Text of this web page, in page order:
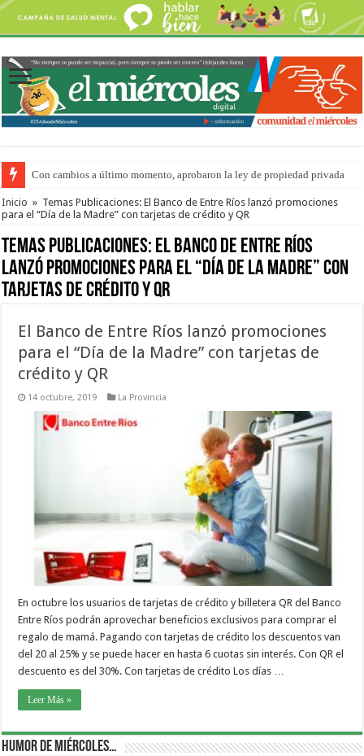
Adopción en Entre Ríos: el 35% de los 90 niños, niñas y adolescentes que
Inicio » Temas Publicaciones: El Banco de Entre Ríos lanzó promociones
para el “Día de la Madre” con tarjetas de crédito y QR
Temas Publicaciones: El Banco de Entre Ríos
lanzó promociones para el “Día de la Madre” con
tarjetas de crédito y QR
El Banco de Entre Ríos lanzó promociones
para el “Día de la Madre” con tarjetas de
crédito y QR
14 octubre, 2019 La Provincia
En octubre los usuarios de tarjetas de crédito y billetera QR del Banco
Entre Ríos podrán aprovechar beneficios exclusivos para comprar el
regalo de mamá. Pagando con tarjetas de crédito los descuentos van
del 20 al 25% y se puede hacer en hasta 6 cuotas sin interés. Con QR el
descuento es del 30%. Con tarjetas de crédito Los días …
Leer Más »
Humor de Miércoles…